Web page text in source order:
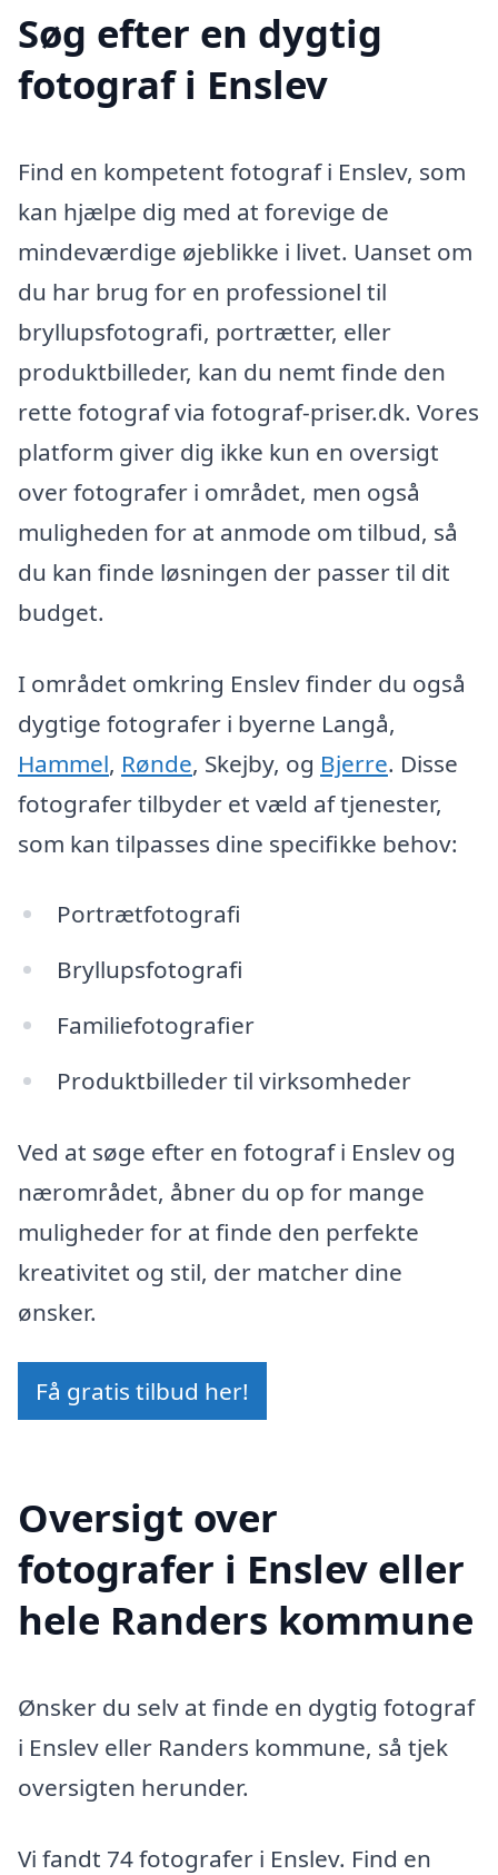
Søg efter en dygtig
fotograf i Enslev
Find en kompetent fotograf i Enslev, som
kan hjælpe dig med at forevige de
mindeværdige øjeblikke i livet. Uanset om
du har brug for en professionel til
bryllupsfotografi, portrætter, eller
produktbilleder, kan du nemt finde den
rette fotograf via fotograf-priser.dk. Vores
platform giver dig ikke kun en oversigt
over fotografer i området, men også
muligheden for at anmode om tilbud, så
du kan finde løsningen der passer til dit
budget.
I området omkring Enslev finder du også
dygtige fotografer i byerne Langå,
Hammel, Rønde, Skejby, og Bjerre. Disse
fotografer tilbyder et væld af tjenester,
som kan tilpasses dine specifikke behov:
Portrætfotografi
Bryllupsfotografi
Familiefotografier
Produktbilleder til virksomheder
Ved at søge efter en fotograf i Enslev og
nærområdet, åbner du op for mange
muligheder for at finde den perfekte
kreativitet og stil, der matcher dine
ønsker.
Få gratis tilbud her!
Oversigt over
fotografer i Enslev eller
hele Randers kommune
Ønsker du selv at finde en dygtig fotograf
i Enslev eller Randers kommune, så tjek
oversigten herunder.
Vi fandt 74 fotografer i Enslev. Find en